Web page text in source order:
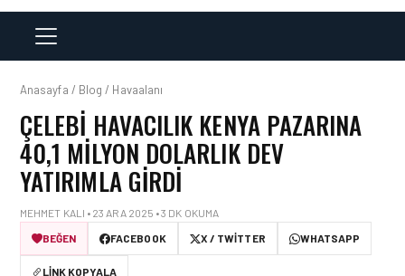
Anasayfa / Blog / Havaalanı
ÇELEBI HAVACILIK KENYA PAZARINA
40,1 MILYON DOLARLIK DEV
YATIRIMLA GIRDI
MEHMET KALI • 23 ARA 2025 • 3 DK OKUMA
BEĞEN
FACEBOOK X / TWITTER WHATSAPP
LINK KOPYALA